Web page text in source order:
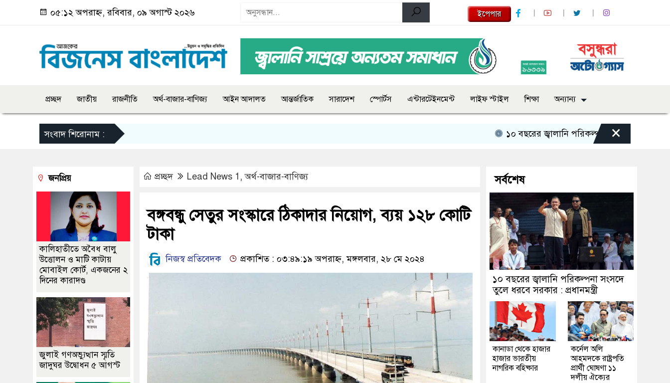
০৫:১২ অপরাহ্ন, রবিবার, ০৯ অগাস্ট ২০২৬ ইপেপার
প্রচ্ছদ জাতীয় রাজনীতি অর্থ-বাজার-বাণিজ্য আইন আদালত আন্তর্জাতিক সারাদেশ স্পোর্টস এন্টারটেইনমেন্ট লাইফ স্টাইল শিক্ষা অন্যান্য
সংবাদ শিরোনাম : ১০ বছরের জ্বালানি পরিকল্পনা সংসদে তুলে ধরবে সরকার
×
প্রচ্ছদ Lead News 1 ,অর্থ-বাজার-বাণিজ্য
বঙ্গবন্ধু সেতুর সংস্কারে ঠিকাদার নিয়োগ, ব্যয় ১২৮ কোটি
টাকা
নিজস্ব প্রতিবেদক প্রকাশিত : ০৩:৪৯:১৯ অপরাহ্ন, মঙ্গলবার, ২৮ মে ২০২৪
জনপ্রিয়
কালিহাতীতে অবৈধ বালু
উত্তোলন ও মাটি কাটায়
মোবাইল কোর্ট, একজনের ২
দিনের কারাদণ্ড
জুলাই গণঅভ্যুত্থান স্মৃতি
জাদুঘর উদ্বোধন ৫ আগস্ট
সর্বশেষ
১০ বছরের জ্বালানি পরিকল্পনা সংসদে
তুলে ধরবে সরকার : প্রধানমন্ত্রী
কানাডা থেকে হাজার
হাজার ভারতীয়
নাগরিক বহিষ্কার
কর্নেল অলি
আহমদকে রাষ্ট্রপতি
প্রার্থী ঘোষণা ১১
দলীয় ঐক্যের